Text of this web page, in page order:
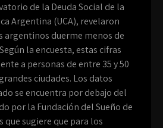
de la Deuda Social de la
Argentina (UCA), revelaron
argentinos duerme menos de
la encuesta, estas cifras
a personas de entre 35 y 50
ciudades. Los datos
se encuentra por debajo del
por la Fundación del Sueño de
que sugiere que para los